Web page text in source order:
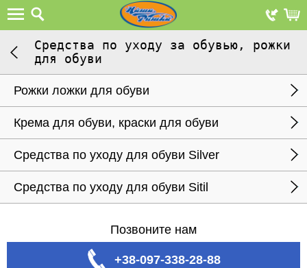
Средства по уходу за обувью, рожки
для обуви
Рожки ложки для обуви
Крема для обуви, краски для обуви
Средства по уходу для обуви Silver
Средства по уходу для обуви Sitil
Позвоните нам
+38-097-338-28-88